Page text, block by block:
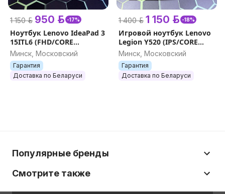
1 150 р. 950 р. -17%
Ноутбук Lenovo IdeaPad 3
15ITL6 (FHD/CORE
I5/8GB/SSD 256GB/Iris Xe
Graphics)
Минск, Московский
Гарантия
Доставка по Беларуси
1 400 р. 1 150 р. -18%
Игровой ноутбук Lenovo
Legion Y520 (IPS/CORE
I5/16GB/GTX 1050)
Минск, Московский
Гарантия
Доставка по Беларуси
Популярные бренды
Смотрите также